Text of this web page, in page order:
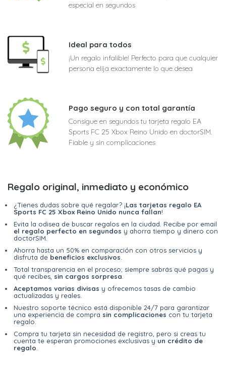
especial en segundos
Ideal para todos
¡Un regalo infalible! Perfecto para que cualquier
persona elija exactamente lo que desea
Pago seguro y con total garantía
Consigue en segundos tu tarjeta regalo EA
Sports FC 25 Xbox Reino Unido en doctorSIM.
Fiable y sin complicaciones
Regalo original, inmediato y económico
¿Tienes dudas sobre qué regalar? ¡Las tarjetas regalo EA
Sports FC 25 Xbox Reino Unido nunca fallan!
Evita la odisea de buscar regalos en la ciudad. Recibe por email
el regalo perfecto en segundos y ahorra tiempo y dinero con
doctorSIM.
Ahorra hasta un 50% en comparación con otros servicios y
disfruta de beneficios exclusivos
Total transparencia en el proceso; siempre sabrás qué pagas y
qué recibes, sin cargos sorpresa
Aceptamos varias divisas y ofrecemos tasas de cambio
actualizadas y reales.
Nuestro soporte técnico está disponible 24/7 para garantizar
una experiencia de compra sin complicaciones con tu tarjeta
regalo.
Compra tu tarjeta sin necesidad de registro, pero si creas tu
cuenta te esperan promociones exclusivas y un crédito de
regalo